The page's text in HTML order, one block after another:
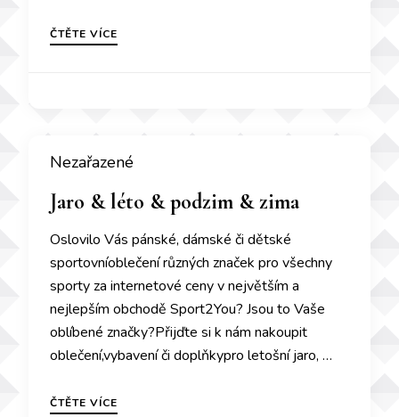
ČTĚTE VÍCE
Nezařazené
Jaro & léto & podzim & zima
Oslovilo Vás pánské, dámské či dětské
sportovníoblečení různých značek pro všechny
sporty za internetové ceny v největším a
nejlepším obchodě Sport2You? Jsou to Vaše
oblíbené značky?Přijďte si k nám nakoupit
oblečení,vybavení či doplňkypro letošní jaro, …
ČTĚTE VÍCE